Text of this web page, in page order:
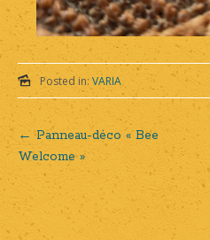
Posted in: VARIA
Post
navigation
← Panneau-déco « Bee
Welcome »